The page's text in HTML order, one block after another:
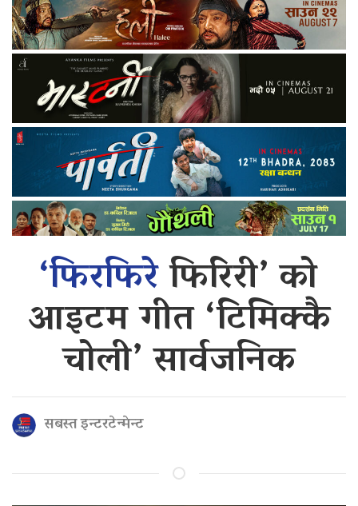
‘फिरफिरेफिरिरी’ को
आइटम गीत ‘टिमिक्कै
चोली’ सार्वजनिक
सबस्त इन्टरटेन्मेन्ट